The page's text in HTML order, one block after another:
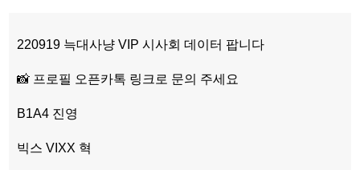
220919 늑대사냥 VIP 시사회 데이터 팝니다
📸 프로필 오픈카톡 링크로 문의 주세요
B1A4 진영
빅스 VIXX 혁